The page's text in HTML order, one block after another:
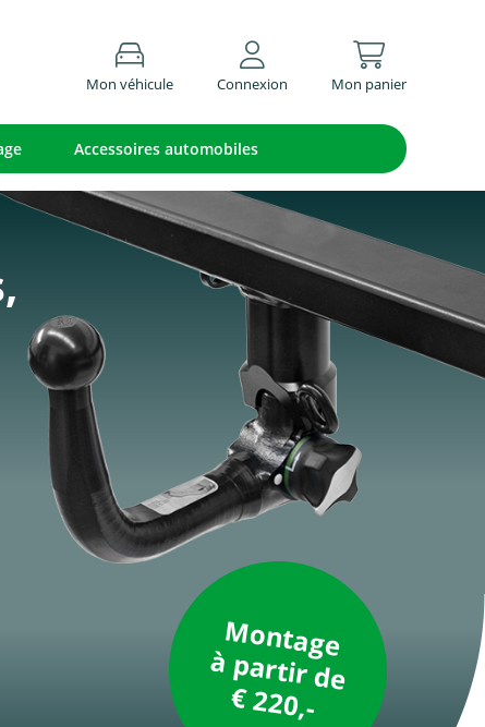
Mon véhicule Connexion Mon panier
Accessoires automobiles
Montage
à partir de
€ 220,-